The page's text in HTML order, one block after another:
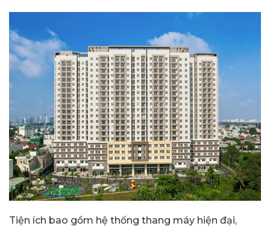
Tiện ích bao gồm hệ thống thang máy hiện đại,